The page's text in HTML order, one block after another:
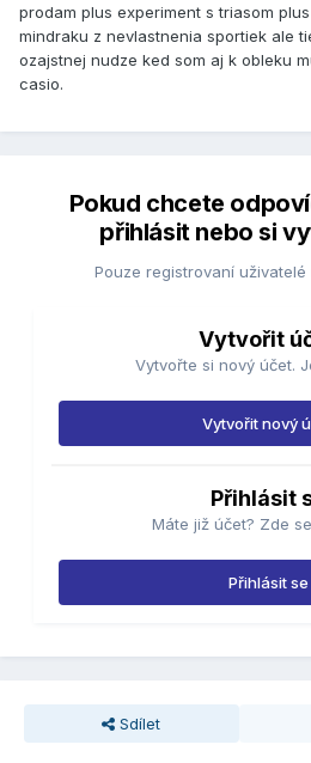
prodam plus experiment s triasom
mindraku z nevlastnenia sportiek ale
ozajstnej nudze ked som aj k obleku
casio.
Pokud chcete
přihlásit nebo si
Pouze registrovaní
Vytvořit
Vytvořte si nový účet.
Vytvořit nový
Přihlásit
Máte již účet? Zde
Přihlásit se
Sdílet